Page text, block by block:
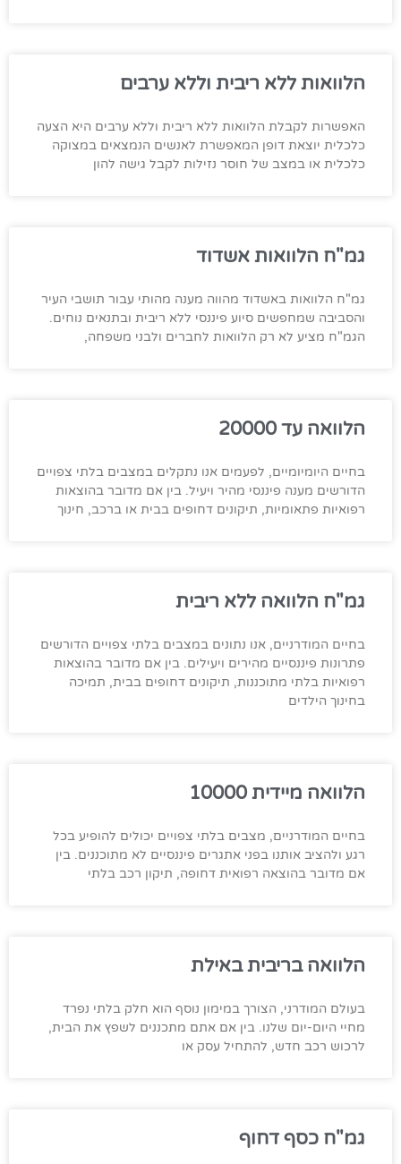
הלוואות ללא ריבית וללא ערבים
האפשרות לקבלת הלוואות ללא ריבית וללא ערבים היא הצעה
כלכלית יוצאת דופן המאפשרת לאנשים הנמצאים במצוקה
כלכלית או במצב של חוסר נזילות לקבל גישה להון
גמ"ח הלוואות אשדוד
גמ"ח הלוואות באשדוד מהווה מענה מהותי עבור תושבי העיר
והסביבה שמחפשים סיוע פיננסי ללא ריבית ובתנאים נוחים.
הגמ"ח מציע לא רק הלוואות לחברים ולבני משפחה,
הלוואה עד 20000
בחיים היומיומיים, לפעמים אנו נתקלים במצבים בלתי צפויים
הדורשים מענה פיננסי מהיר ויעיל. בין אם מדובר בהוצאות
רפואיות פתאומיות, תיקונים דחופים בבית או ברכב, חינוך
גמ"ח הלוואה ללא ריבית
בחיים המודרניים, אנו נתונים במצבים בלתי צפויים הדורשים
פתרונות פיננסיים מהירים ויעילים. בין אם מדובר בהוצאות
רפואיות בלתי מתוכננות, תיקונים דחופים בבית, תמיכה
בחינוך הילדים
הלוואה מיידית 10000
בחיים המודרניים, מצבים בלתי צפויים יכולים להופיע בכל
רגע ולהציב אותנו בפני אתגרים פיננסיים לא מתוכננים. בין
אם מדובר בהוצאה רפואית דחופה, תיקון רכב בלתי
הלוואה בריבית באילת
בעולם המודרני, הצורך במימון נוסף הוא חלק בלתי נפרד
מחיי היום-יום שלנו. בין אם אתם מתכננים לשפץ את הבית,
לרכוש רכב חדש, להתחיל עסק או
גמ"ח כסף דחוף